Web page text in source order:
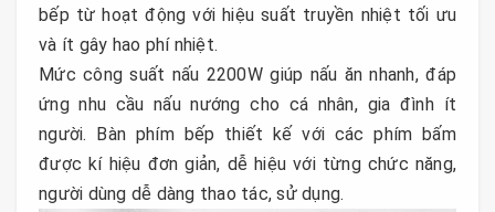
bếp từ hoạt động với hiệu suất truyền nhiệt tối ưu
và ít gây hao phí nhiệt.
Mức công suất nấu 2200W giúp nấu ăn nhanh, đáp
ứng nhu cầu nấu nướng cho cá nhân, gia đình ít
người. Bàn phím bếp thiết kế với các phím bấm
được kí hiệu đơn giản, dễ hiệu với từng chức năng,
người dùng dễ dàng thao tác, sử dụng.